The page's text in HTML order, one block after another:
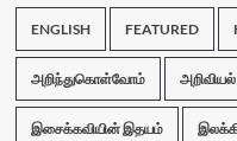
ENGLISH FEATURED
அறிந்துகொள்வோம் அறிவியல்
இசைக்கவியின் இதயம்